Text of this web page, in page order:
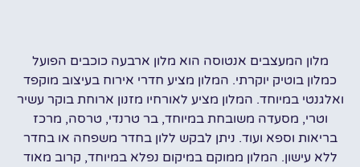
מלון המעצבים אנטוסה הוא מלון ארבעה כוכבים הפועל
כמלון בוטיק יוקרתי. המלון מציע חדרי אירוח בעיצוב מוקפד
ואלגנטי במיוחד. המלון מציע לאורחיו מזנון ארוחת בוקר עשיר
וטרי, מסעדה משובחת במיוחד, בר טרנדי, טרסה, מרכז
בריאות וספא ועוד. ניתן לבקש ללון בחדר משפחה או בחדר
ללא עישון. המלון ממוקם במיקום נפלא במיוחד, קרוב מאוד